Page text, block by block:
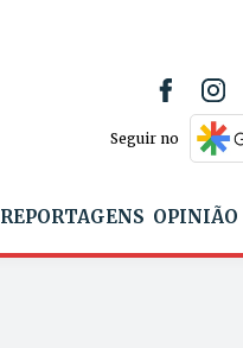
Seguir no
REPORTAGENS OPINIÃO